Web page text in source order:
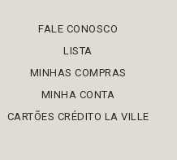
FALE CONOSCO
LISTA
MINHAS COMPRAS
MINHA CONTA
CARTÕES CRÉDITO LA VILLE